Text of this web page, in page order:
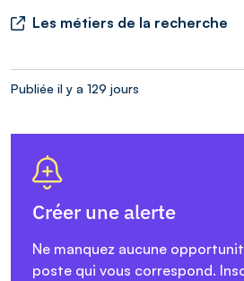
Les métiers de la recherche
Publiée il y a 129 jours
Créer une alerte
Ne manquez aucune
poste qui vous correspond.